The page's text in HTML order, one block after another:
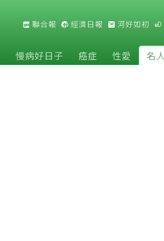
聯合報 經濟日報 河好如初
慢病好日子 癌症 性愛 名人